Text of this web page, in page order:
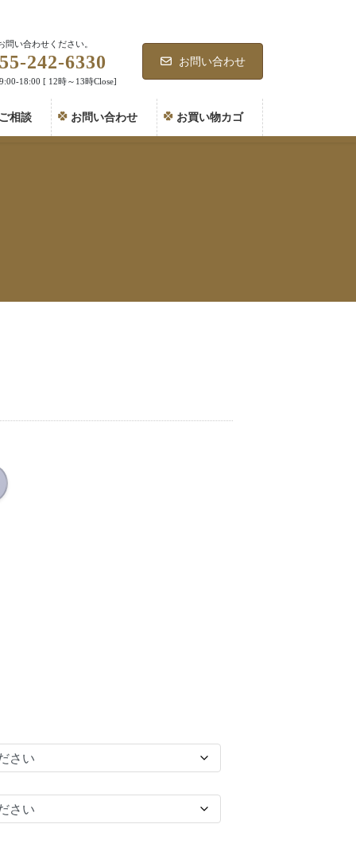
問い合わせください。
242-6330
18:00 [ 12時～13時Close]
お問い合わせ
相談 お問い合わせ お買い物カゴ